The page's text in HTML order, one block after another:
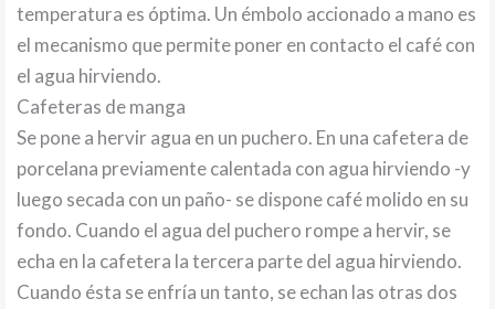
temperatura es óptima. Un émbolo accionado a mano es
el mecanismo que permite poner en contacto el café con
el agua hirviendo.
Cafeteras de manga
Se pone a hervir agua en un puchero. En una cafetera de
porcelana previamente calentada con agua hirviendo -y
luego secada con un paño- se dispone café molido en su
fondo. Cuando el agua del puchero rompe a hervir, se
echa en la cafetera la tercera parte del agua hirviendo.
Cuando ésta se enfría un tanto, se echan las otras dos